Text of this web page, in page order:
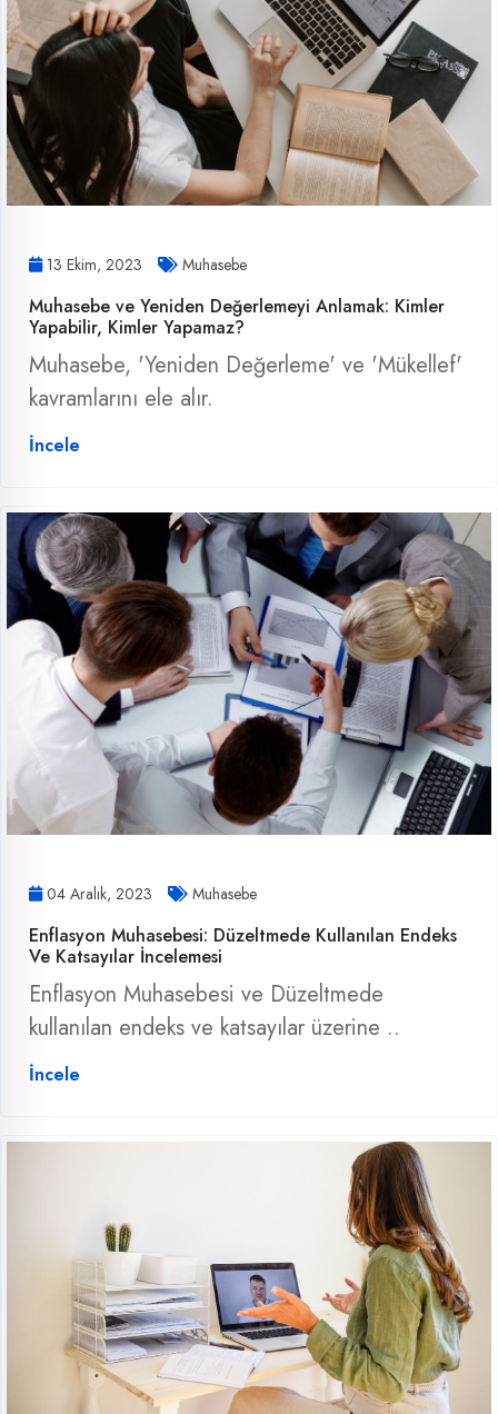
13 Ekim, 2023 Muhasebe
Muhasebe ve Yeniden Değerlemeyi Anlamak: Kimler
Yapabilir, Kimler Yapamaz?
Muhasebe, 'Yeniden Değerleme' ve 'Mükellef'
kavramlarını ele alır.
İncele
04 Aralık, 2023 Muhasebe
Enflasyon Muhasebesi: Düzeltmede Kullanılan Endeks
Ve Katsayılar İncelemesi
Enflasyon Muhasebesi ve Düzeltmede
kullanılan endeks ve katsayılar üzerine ..
İncele